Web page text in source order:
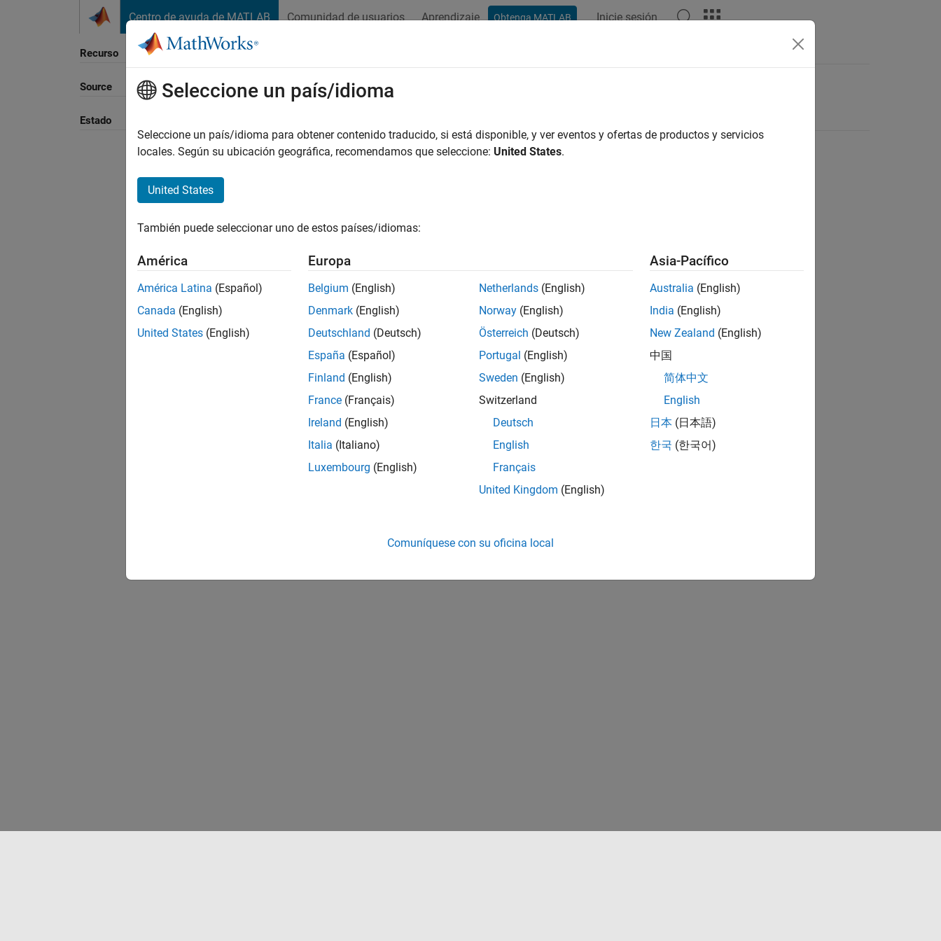
Centro de ayuda de MATLAB Comunidad de usuarios Aprendizaje Obtenga MATLAB Inicie sesión
Recurso
Source
Estado
Ordenar por
Seleccione un país/idioma
Seleccione un país/idioma para obtener contenido traducido, si está disponible, y ver eventos y ofertas de productos y servicios
locales. Según su ubicación geográfica, recomendamos que seleccione: United States.
United States
También puede seleccionar uno de estos países/idiomas:
América
América Latina (Español)
Canada (English)
United States (English)
Europa
Belgium (English)
Denmark (English)
Deutschland (Deutsch)
España (Español)
Finland (English)
France (Français)
Ireland (English)
Italia (Italiano)
Luxembourg (English)
Netherlands (English)
Norway (English)
Österreich (Deutsch)
Portugal (English)
Sweden (English)
Switzerland
Deutsch
English
Français
United Kingdom (English)
Asia-Pacífico
Australia (English)
India (English)
New Zealand (English)
中国
简体中文
English
日本 (日本語)
한국 (한국어)
Comuníquese con su oficina local